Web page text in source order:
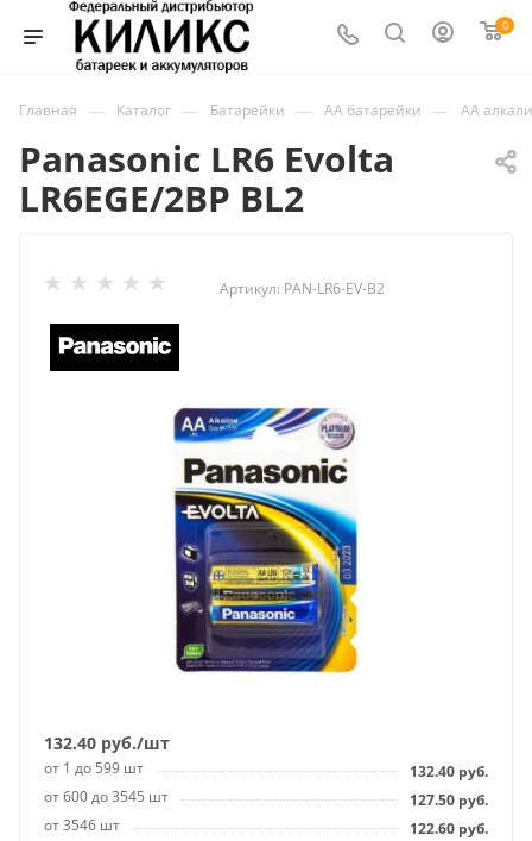
0
Главная — Каталог — Батарейки — AA батарейки — АА
Panasonic LR6 Evolta
LR6EGE/2BP BL2
Артикул: PAN-LR6-EV-B2
132.40 руб./шт
от 1 до 599 шт 132.40 руб.
от 600 до 3545 шт
127.50 руб.
от 3546 шт
122.60 руб.